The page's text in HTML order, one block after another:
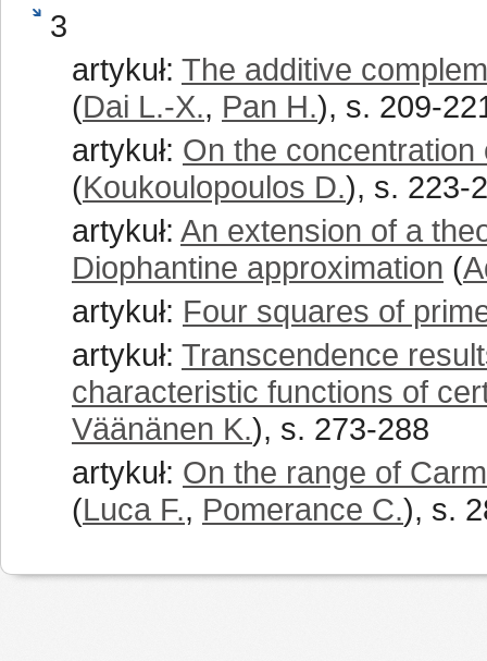
3
artykuł: The additive
(Dai L.-X., Pan H.), s. 209-
artykuł: On the
(Koukoulopoulos D.), s. 223-
artykuł: An extension of a
Diophantine approximation (
artykuł: Four squares of
artykuł: Transcendence
characteristic functions of
Väänänen K.), s. 273-288
artykuł: On the range of
(Luca F., Pomerance C.), s.